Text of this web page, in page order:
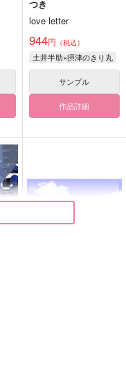
つき
love letter
944円 （税込）
土井半助×摂津のきり丸
サンプル
作品詳細